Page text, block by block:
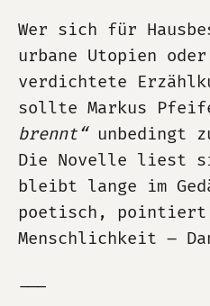
Wer sich für
urbane Utopien
verdichtete
sollte Markus
brennt“unbedingt
Die Novelle liest
bleibt lange im
poetisch, pointiert
Menschlichkeit –
⸻